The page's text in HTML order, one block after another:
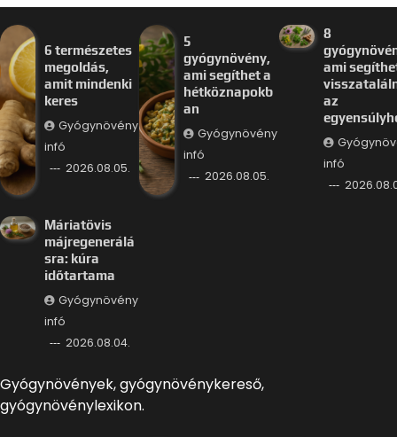
6 természetes
megoldás,
amit mindenki
keres
Gyógynövény
infó
2026.08.05.
5
gyógynövény,
ami segíthet a
hétköznapokb
an
Gyógynövény
infó
2026.08.05.
8
ami
az
infó
Máriatövis
májregenerálá
sra: kúra
időtartama
Gyógynövény
infó
2026.08.04.
Gyógynövények, gyógynövénykereső,
gyógynövénylexikon.